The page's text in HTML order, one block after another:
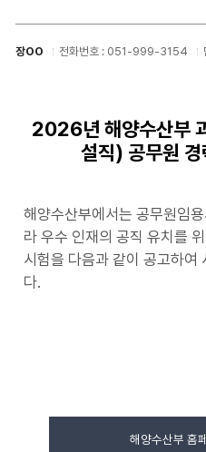
장OO 전화번호 : 051-999-3154
2026년 해양수산부
설직) 공무원
해양수산부에서는 공무원임
라 우수 인재의 공직 유치를
시험을 다음과 같이 공고하여
다.
해양수산부 홈